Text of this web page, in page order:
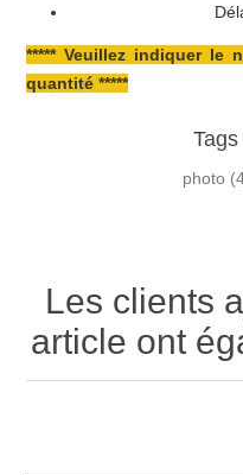
***** Veuillez indiquer le
quantité *****
photo
Les clients
article ont